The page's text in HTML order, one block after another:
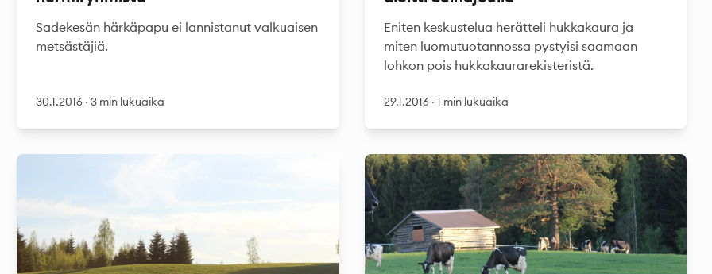
Sadekesän härkäpapu ei lannistanut valkuaisen
metsästäjiä.
30.1.2016 ·3 min lukuaika
Eniten keskustelua herätteli hukkakaura ja
miten luomutuotannossa pystyisi saamaan
lohkon pois hukkakaurarekisteristä.
29.1.2016 · 1 min lukuaika